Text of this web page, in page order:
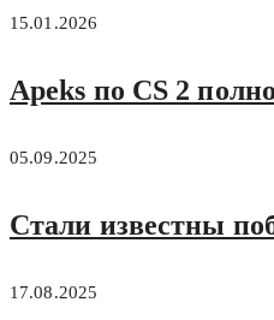
15.01.2026
Apeks по CS 2
05.09.2025
Стали известны
17.08.2025